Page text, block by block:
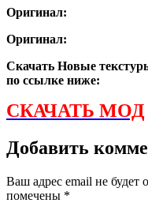
Оригинал:
Оригинал:
Скачать Новые
по ссылке ниже:
СКАЧАТЬ МОД
Добавить
Ваш адрес email не будет
помечены *